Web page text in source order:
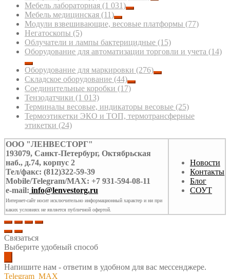
Мебель лабораторная (1 031)
Мебель медицинская (11)
Модули взвешивающие, весовые платформы (77)
Негатоскопы (5)
Облучатели и лампы бактерицидные (15)
Оборудование для автоматизации торговли и учета (14)
Оборудование для маркировки (276)
Складское оборудование (44)
Соединительные коробки (17)
Тензодатчики (1 013)
Терминалы весовые, индикаторы весовые (25)
Термоэтикетки ЭКО и ТОП, термотрансферные
этикетки (24)
ООО "ЛЕНВЕСТОРГ"
193079, Санкт-Петербург, Октябрьская
наб., д.74, корпус 2
Тел/факс: (812)322-59-39
Mobile/Telegram/MAX: +7 931-594-08-11
e-mail: info@lenvestorg.ru
Интернет-сайт носит исключительно информационный характер и ни при
каких условиях не является публичной офертой.
Новости
Контакты
Блог
СОУТ
Связаться
Выберите удобный способ
Напишите нам - ответим в удобном для вас мессенджере.
Telegram MAX